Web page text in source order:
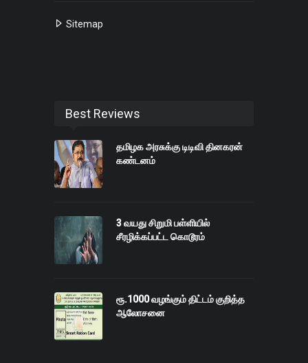
Sitemap
Best Reviews
தமிழக அரசுக்கு டிடிவி தினகரன்
கண்டனம்
3 வயது சிறுமி பள்ளியில்
சீரழிக்கப்பட்ட கொடூரம்
ரூ.1000 வழங்கும் திட்டம் குறித்த
ஆலோசனை